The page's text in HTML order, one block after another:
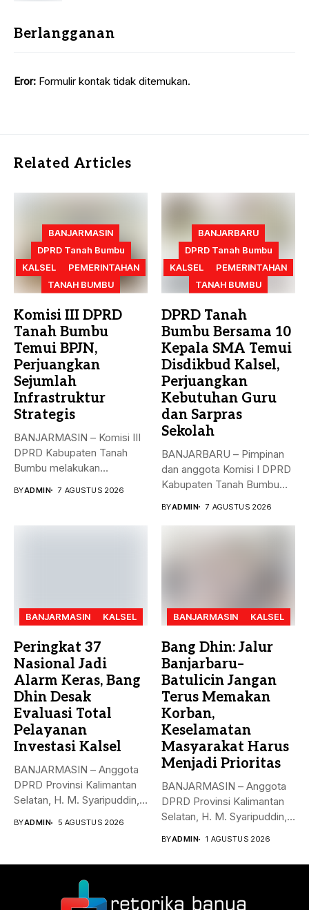
Berlangganan
Eror: Formulir kontak tidak ditemukan.
Related Articles
BANJARMASIN
DPRD Tanah Bumbu
KALSEL
PEMERINTAHAN
TANAH BUMBU
Komisi III DPRD
Tanah Bumbu
Temui BPJN,
Perjuangkan
Sejumlah
Infrastruktur
Strategis
BANJARMASIN – Komisi III
DPRD Kabupaten Tanah
Bumbu melakukan
BYADMIN 7 AGUSTUS 2026
BANJARBARU
DPRD Tanah Bumbu
KALSEL
PEMERINTAHAN
TANAH BUMBU
DPRD Tanah
Bumbu Bersama 10
Kepala SMA Temui
Disdikbud Kalsel,
Perjuangkan
Kebutuhan Guru
dan Sarpras
Sekolah
BANJARBARU – Pimpinan
dan anggota Komisi I DPRD
Kabupaten Tanah Bumbu
BYADMIN 7 AGUSTUS 2026
BANJARMASIN KALSEL
Peringkat 37
Nasional Jadi
Alarm Keras, Bang
Dhin Desak
Evaluasi Total
Pelayanan
Investasi Kalsel
BANJARMASIN – Anggota
DPRD Provinsi Kalimantan
Selatan, H. M. Syaripuddin,
BYADMIN 5 AGUSTUS 2026
BANJARMASIN KALSEL
Bang Dhin: Jalur
Banjarbaru–
Batulicin Jangan
Terus Memakan
Korban,
Keselamatan
Masyarakat Harus
Menjadi Prioritas
BANJARMASIN – Anggota
DPRD Provinsi Kalimantan
Selatan, H. M. Syaripuddin,
BYADMIN 1 AGUSTUS 2026